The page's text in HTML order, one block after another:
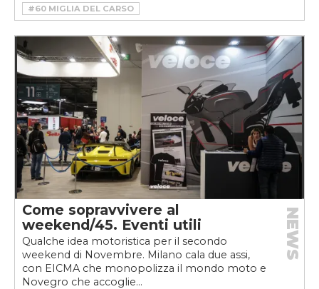
#60 MIGLIA DEL CARSO
#ASD UFFICIALI DI GARA MARIO DE CARLI
#AUTODROMO DI MODENA
#LA DIVA NEL BACKSTAGE ALFA ROMEO
#LESSINIA RALLY HISTORIC
#LESSINIASPORT
#MOSTRA SCAMBIO DI AUTO
#MOTO E CICLO D’EPOCA DI NOVEGRO
#NOVEGRO
#SILANTREFFEN
#TAZIO NUVOLARI
#TRACK4FUN
Come sopravvivere al
weekend/45. Eventi utili
Qualche idea motoristica per il secondo
weekend di Novembre. Milano cala due assi,
con EICMA che monopolizza il mondo moto e
Novegro che accoglie...
NEWS